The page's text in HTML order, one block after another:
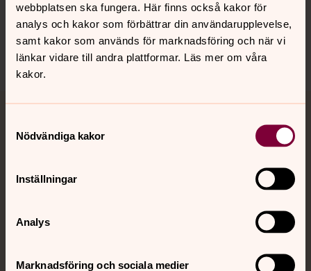
webbplatsen ska fungera. Här finns också kakor för
analys och kakor som förbättrar din användarupplevelse,
samt kakor som används för marknadsföring och när vi
länkar vidare till andra plattformar. Läs mer om våra
kakor.
Nödvändiga kakor
Inställningar
Analys
Marknadsföring och sociala medier
Sociala kanaler
Digitalt brev